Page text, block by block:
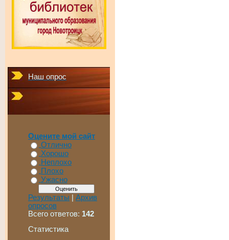
Наш опрос
Оцените мой сайт
Отлично
Хорошо
Неплохо
Плохо
Ужасно
Результаты | Архив
опросов
Всего ответов: 142
Статистика